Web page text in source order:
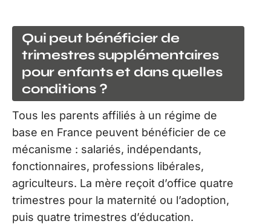
Qui peut bénéficier de
trimestres supplémentaires
pour enfants et dans quelles
conditions ?
Tous les parents affiliés à un régime de
base en France peuvent bénéficier de ce
mécanisme : salariés, indépendants,
fonctionnaires, professions libérales,
agriculteurs. La mère reçoit d’office quatre
trimestres pour la maternité ou l’adoption,
puis quatre trimestres d’éducation.